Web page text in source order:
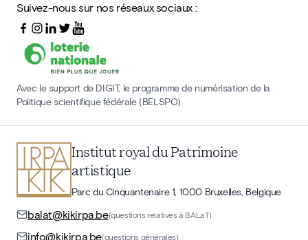
Suivez-nous sur nos réseaux sociaux :
Avec le support de DIGIT, le programme de numérisation de la
Politique scientifique fédérale (BELSPO)
Institut royal du Patrimoine
artistique
Parc du Cinquantenaire 1, 1000 Bruxelles, Belgique
balat@kikirpa.be(questions relatives à BALaT)
info@kikirpa.be(questions générales)